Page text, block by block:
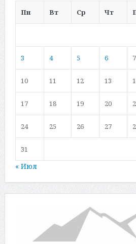
Пн
Вт Ср Чт
3 4 5 6 7
10 11 12 13
17 18 19 20
24 25 26 27
31
« Июл